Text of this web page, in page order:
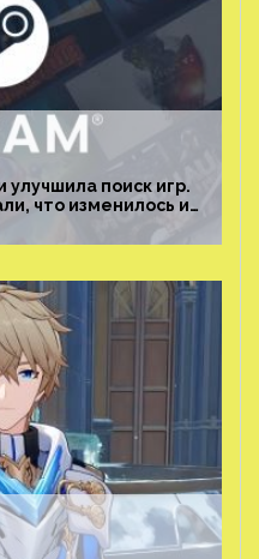
улучшила поиск игр.
что изменилось и